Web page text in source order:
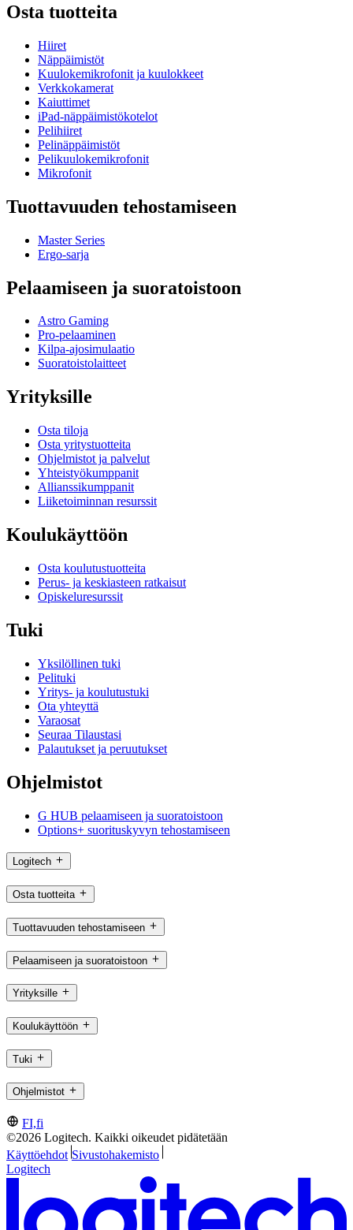
Osta tuotteita
Hiiret
Näppäimistöt
Kuulokemikrofonit ja kuulokkeet
Verkkokamerat
Kaiuttimet
iPad-näppäimistökotelot
Pelihiiret
Pelinäppäimistöt
Pelikuulokemikrofonit
Mikrofonit
Tuottavuuden tehostamiseen
Master Series
Ergo-sarja
Pelaamiseen ja suoratoistoon
Astro Gaming
Pro-pelaaminen
Kilpa-ajosimulaatio
Suoratoistolaitteet
Yrityksille
Osta tiloja
Osta yritystuotteita
Ohjelmistot ja palvelut
Yhteistyökumppanit
Allianssikumppanit
Liiketoiminnan resurssit
Koulukäyttöön
Osta koulutustuotteita
Perus- ja keskiasteen ratkaisut
Opiskeluresurssit
Tuki
Yksilöllinen tuki
Pelituki
Yritys- ja koulutustuki
Ota yhteyttä
Varaosat
Seuraa Tilaustasi
Palautukset ja peruutukset
Ohjelmistot
G HUB pelaamiseen ja suoratoistoon
Options+ suorituskyvyn tehostamiseen
Logitech
Osta tuotteita
Tuottavuuden tehostamiseen
Pelaamiseen ja suoratoistoon
Yrityksille
Koulukäyttöön
Tuki
Ohjelmistot
FI,fi
©2026 Logitech. Kaikki oikeudet pidätetään
Käyttöehdot Sivustohakemisto
Logitech